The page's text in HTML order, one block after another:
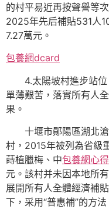
的村平易近再按聲譽等
2025年先后補貼531人
7.27萬元。
包養網dcard
4.太陽坡村進步站
單薄艱苦，落實所有人
果。
十堰市鄖陽區湖北
村，2015年被列為省級
蒔植臘梅、中包養網心得
元。該村并未因本地所
展開所有人全體經濟補
下，采用“普惠補”的方